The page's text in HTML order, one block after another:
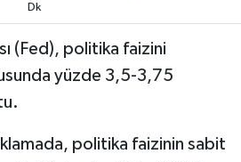
Dk
(Fed), politika faizini
yüzde 3,5-3,75
politika faizinin sabit